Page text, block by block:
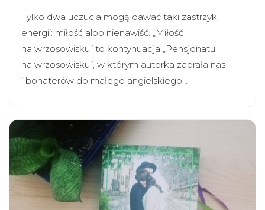
Tylko dwa uczucia mogą dawać taki zastrzyk
energii: miłość albo nienawiść. „Miłość
na wrzosowisku” to kontynuacja „Pensjonatu
na wrzosowisku”, w którym autorka zabrała nas
i bohaterów do małego angielskiego…